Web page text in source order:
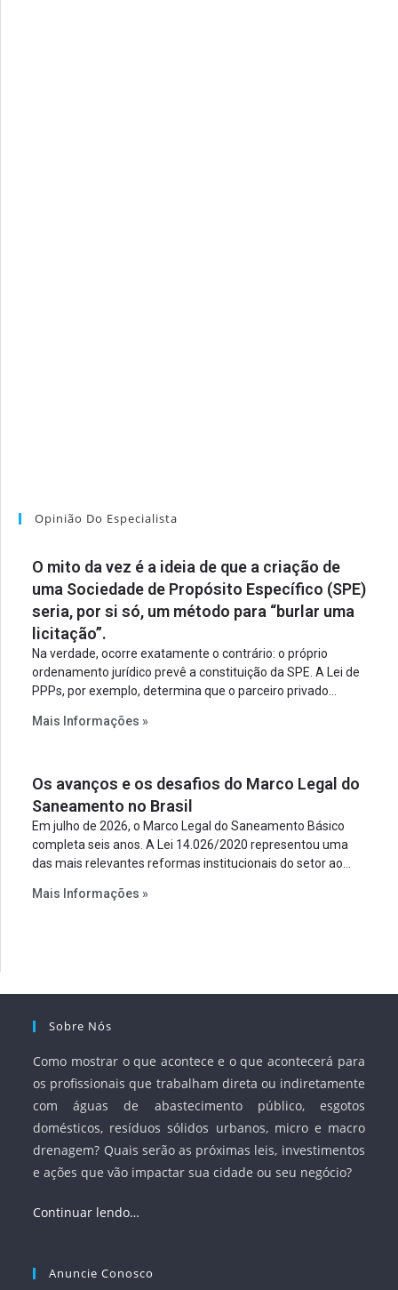
Opinião Do Especialista
O mito da vez é a ideia de que a criação de
uma Sociedade de Propósito Específico (SPE)
seria, por si só, um método para “burlar uma
licitação”.
Na verdade, ocorre exatamente o contrário: o próprio
ordenamento jurídico prevê a constituição da SPE. A Lei de
PPPs, por exemplo, determina que o parceiro privado
empreendimento. Ou seja, a suposta “fraude à licitação” é
projeto a projeto.
Mais Informações »
Os avanços e os desafios do Marco Legal do
Saneamento no Brasil
Em julho de 2026, o Marco Legal do Saneamento Básico
completa seis anos. A Lei 14.026/2020 representou uma
das mais relevantes reformas institucionais do setor ao
serviços, ampliar a participação da iniciativa privada,
Mais Informações »
Sobre Nós
Como mostrar o que acontece e o que acontecerá para
os profissionais que trabalham direta ou indiretamente
com águas de abastecimento público, esgotos
domésticos, resíduos sólidos urbanos, micro e macro
drenagem? Quais serão as próximas leis, investimentos
e ações que vão impactar sua cidade ou seu negócio?
Continuar lendo…
Anuncie Conosco